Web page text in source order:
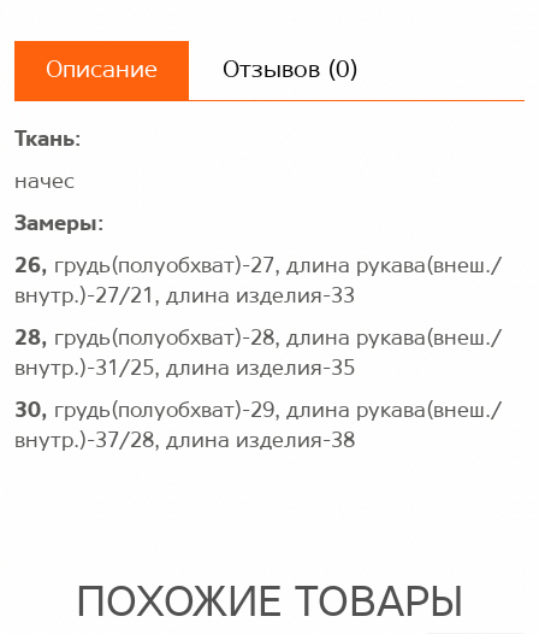
Описание Отзывов (0)
Ткань:
начес
Замеры:
26, грудь(полуобхват)-27, длина рукава(внеш./
внутр.)-27/21, длина изделия-33
28, грудь(полуобхват)-28, длина рукава(внеш./
внутр.)-31/25, длина изделия-35
30, грудь(полуобхват)-29, длина рукава(внеш./
внутр.)-37/28, длина изделия-38
ПОХОЖИЕ ТОВАРЫ